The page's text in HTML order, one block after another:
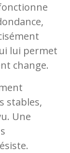
lui permet
change.
stables,
Une